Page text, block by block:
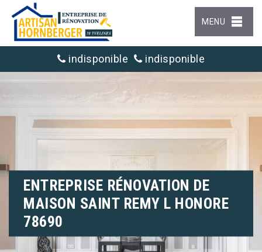
MENU
indisponible indisponible
ENTREPRISE RÉNOVATION DE
MAISON SAINT REMY L HONORE
78690